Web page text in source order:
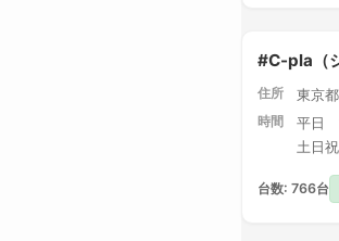
#C-pla（
住所 東京
時間
平日
土日
台数: 766台